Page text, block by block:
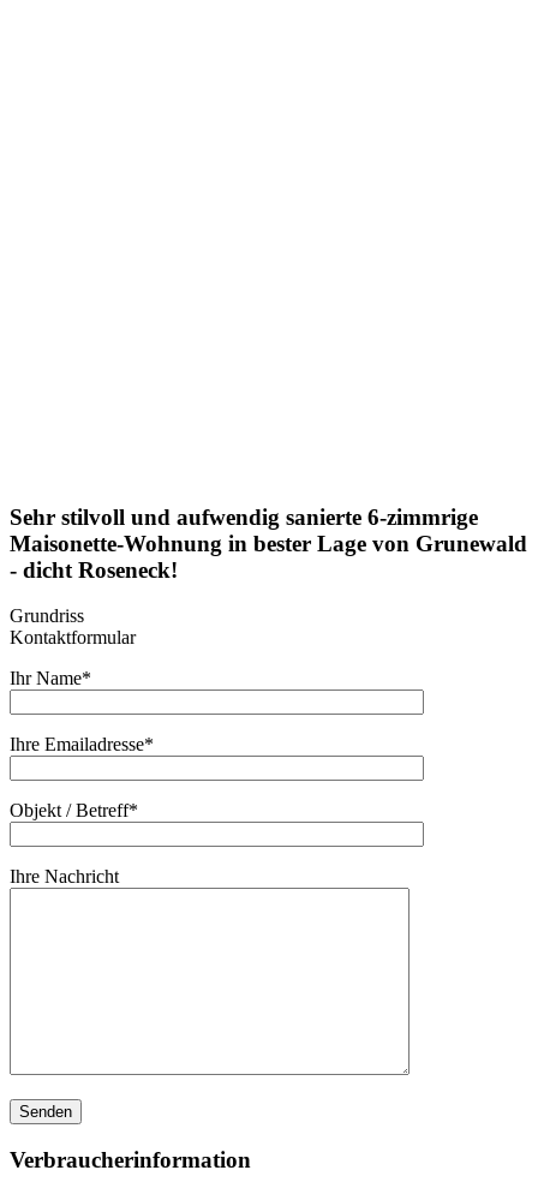
Sehr stilvoll und aufwendig sanierte 6-zimmrige
Maisonette-Wohnung in bester Lage von Grunewald
- dicht Roseneck!
Grundriss
Kontaktformular
Ihr Name*
Ihre Emailadresse*
Objekt / Betreff*
Ihre Nachricht
Verbraucherinformation